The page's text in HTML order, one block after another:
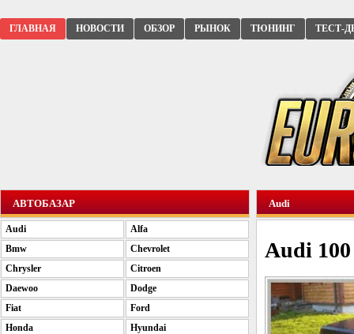
ГЛАВНАЯ НОВОСТИ ОБЗОР РЫНОК ТЮНИНГ ТЕСТ-
Audi
Audi
АВТОБАЗАР
Audi
Alfa
Bmw
Chevrolet
Chrysler
Citroen
Daewoo
Dodge
Fiat
Ford
Honda
Hyundai